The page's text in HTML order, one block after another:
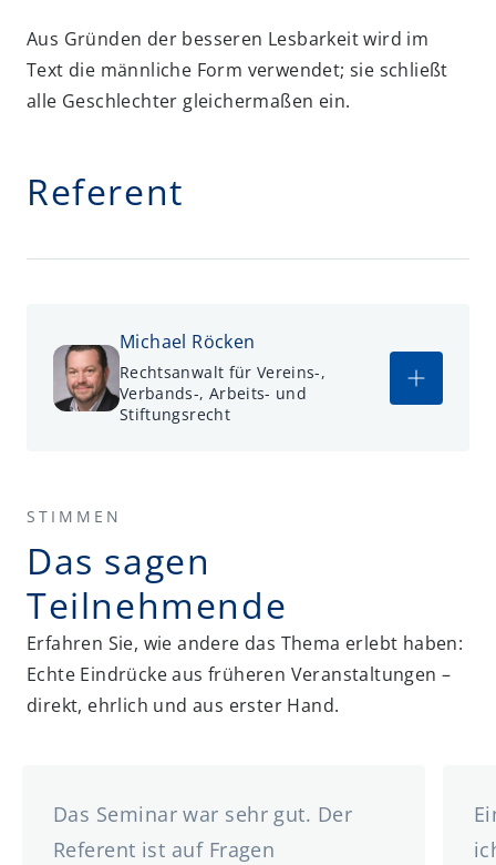
Aus Gründen der besseren Lesbarkeit wird im
Text die männliche Form verwendet; sie schließt
alle Geschlechter gleichermaßen ein.
Referent
Michael Röcken
Rechtsanwalt für Vereins-,
Verbands-, Arbeits- und
Stiftungsrecht
STIMMEN
Das sagen
Teilnehmende
Erfahren Sie, wie andere das Thema erlebt haben:
Echte Eindrücke aus früheren Veranstaltungen –
direkt, ehrlich und aus erster Hand.
Das Seminar war sehr gut. Der
Referent ist auf Fragen